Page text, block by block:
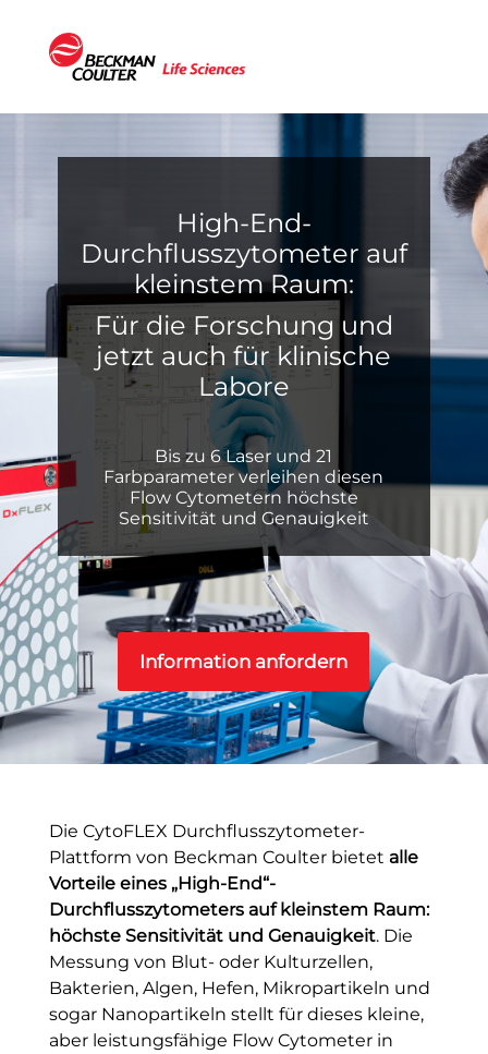
High-End-
Durchflusszytometer auf
kleinstem Raum:
Für die Forschung und
jetzt auch für klinische
Labore
Bis zu 6 Laser und 21
Farbparameter verleihen diesen
Flow Cytometern höchste
Sensitivität und Genauigkeit
Information anfordern
Die CytoFLEX Durchflusszytometer-
Plattform von Beckman Coulter bietet alle
Vorteile eines „High-End“-
Durchflusszytometers auf kleinstem Raum:
höchste Sensitivität und Genauigkeit. Die
Messung von Blut- oder Kulturzellen,
Bakterien, Algen, Hefen, Mikropartikeln und
sogar Nanopartikeln stellt für dieses kleine,
aber leistungsfähige Flow Cytometer in